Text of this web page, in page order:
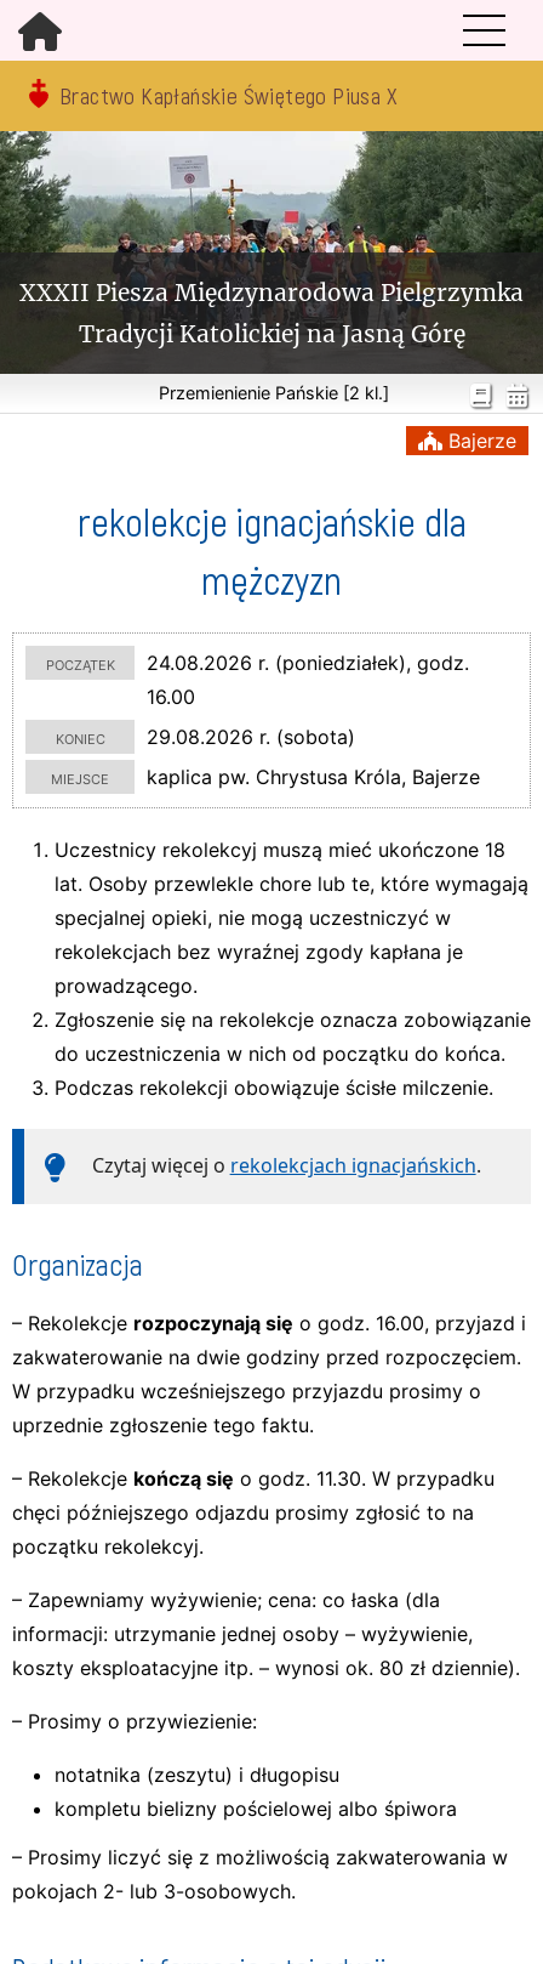
Bractwo Kapłańskie Świętego Piusa X
XXXII Piesza Międzynarodowa Pielgrzymka
Tradycji Katolickiej na Jasną Górę
Przemienienie Pańskie [2 kl.]
Bajerze
rekolekcje ignacjańskie dla
mężczyzn
początek
24.08.2026 r. (poniedziałek), godz.
16.00
koniec
29.08.2026 r. (sobota)
miejsce
kaplica pw. Chrystusa Króla, Bajerze
Uczestnicy rekolekcyj muszą mieć ukończone 18
lat. Osoby przewlekle chore lub te, które wymagają
specjalnej opieki, nie mogą uczestniczyć w
rekolekcjach bez wyraźnej zgody kapłana je
prowadzącego.
Zgłoszenie się na rekolekcje oznacza zobowiązanie
do uczestniczenia w nich od początku do końca.
Podczas rekolekcji obowiązuje ścisłe milczenie.
Czytaj więcej o rekolekcjach ignacjańskich.
Organizacja
– Rekolekcje rozpoczynają się o godz. 16.00, przyjazd i
zakwaterowanie na dwie godziny przed rozpoczęciem.
W przypadku wcześniejszego przyjazdu prosimy o
uprzednie zgłoszenie tego faktu.
– Rekolekcje kończą się o godz. 11.30. W przypadku
chęci późniejszego odjazdu prosimy zgłosić to na
początku rekolekcyj.
– Zapewniamy wyżywienie; cena: co łaska (dla
informacji: utrzymanie jednej osoby – wyżywienie,
koszty eksploatacyjne itp. – wynosi ok. 80 zł dziennie).
– Prosimy o przywiezienie:
notatnika (zeszytu) i długopisu
kompletu bielizny pościelowej albo śpiwora
– Prosimy liczyć się z możliwością zakwaterowania w
pokojach 2- lub 3-osobowych.